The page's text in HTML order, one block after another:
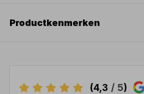
Productkenmerken
(4,3 / 5)